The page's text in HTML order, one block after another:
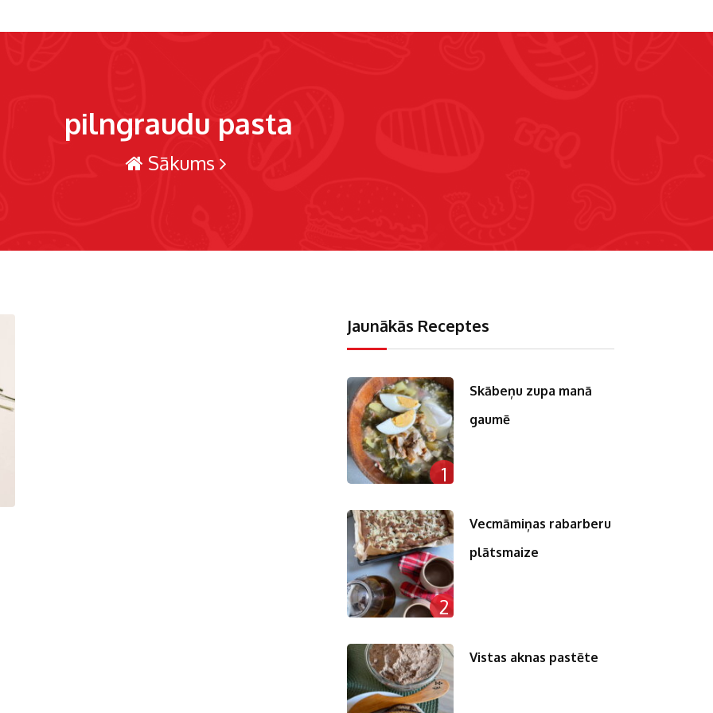
pilngraudu pasta
Sākums
Jaunākās Receptes
1
Skābeņu zupa manā
gaumē
2
Vecmāmiņas rabarberu
plātsmaize
Vistas aknas pastēte